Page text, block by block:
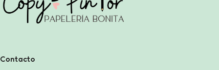
Contacto